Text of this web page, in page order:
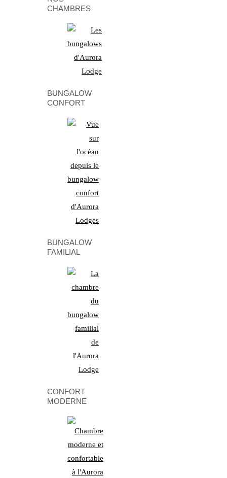
CHAMBRES
BUNGALOW
CONFORT
BUNGALOW
FAMILIAL
CONFORT
MODERNE